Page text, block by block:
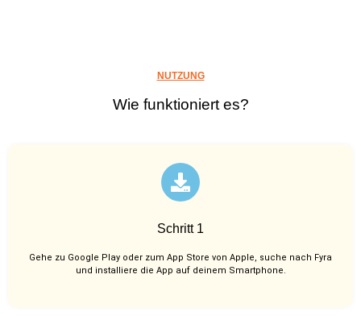
NUTZUNG
Wie funktioniert es?
Schritt 1
Gehe zu Google Play oder zum App Store von Apple, suche nach Fyra
und installiere die App auf deinem Smartphone.